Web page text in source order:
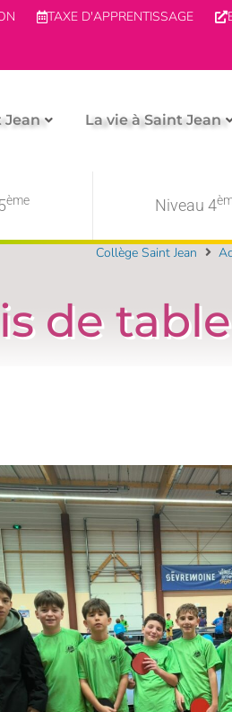
TAXE D'APPRENTISSAGE
Jean La vie à Saint Jean
ème Niveau 4
Collège Saint Jean
de table